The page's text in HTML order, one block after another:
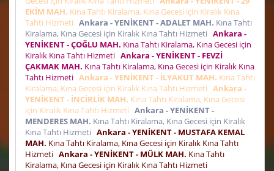
EKİM MAH. Kına Tahtı Kiralama, Kına Gecesi için Kiralık Kına
Tahtı Hizmeti Ankara - YENİKENT - ADALET MAH. Kına Tahtı
Kiralama, Kına Gecesi için Kiralık Kına Tahtı Hizmeti Ankara -
YENİKENT - ÇOĞLU MAH. Kına Tahtı Kiralama, Kına Gecesi için
Kiralık Kına Tahtı Hizmeti Ankara - YENİKENT - FEVZİ
ÇAKMAK MAH. Kına Tahtı Kiralama, Kına Gecesi için Kiralık Kına
Tahtı Hizmeti Ankara - YENİKENT - İLYAKUT MAH. Kına Tahtı
Kiralama, Kına Gecesi için Kiralık Kına Tahtı Hizmeti Ankara -
YENİKENT - İNCİRLİK MAH. Kına Tahtı Kiralama, Kına Gecesi
için Kiralık Kına Tahtı Hizmeti Ankara - YENİKENT -
MENDERES MAH. Kına Tahtı Kiralama, Kına Gecesi için Kiralık
Kına Tahtı Hizmeti Ankara - YENİKENT - MUSTAFA KEMAL
MAH. Kına Tahtı Kiralama, Kına Gecesi için Kiralık Kına Tahtı
Hizmeti Ankara - YENİKENT - MÜLK MAH. Kına Tahtı
Kiralama, Kına Gecesi için Kiralık Kına Tahtı Hizmeti